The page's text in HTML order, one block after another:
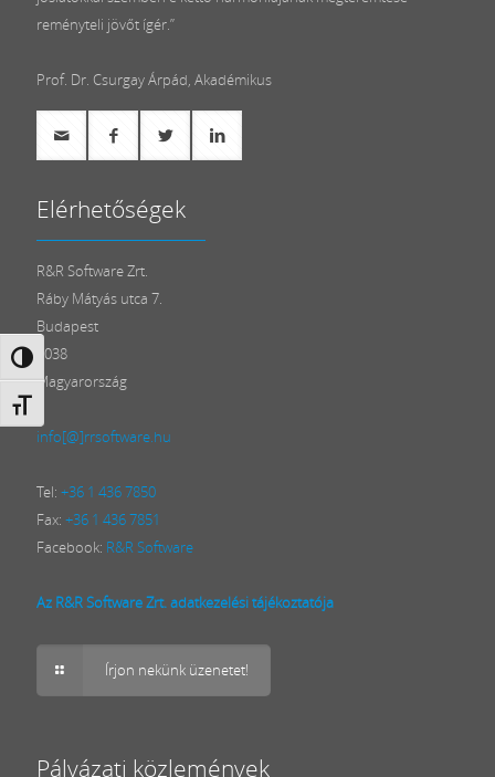
Nagy kontraszt váltása
Betűméret váltása
reményteli jövőt ígér.”
Prof. Dr. Csurgay Árpád, Akadémikus
Elérhetőségek
R&R Software Zrt.
Ráby Mátyás utca 7.
Budapest
1038
Magyarország
info[@]rrsoftware.hu
Tel: +36 1 436 7850
Fax: +36 1 436 7851
Facebook: R&R Software
Az R&R Software Zrt. adatkezelési tájékoztatója
Írjon nekünk üzenetet!
Pályázati közlemények